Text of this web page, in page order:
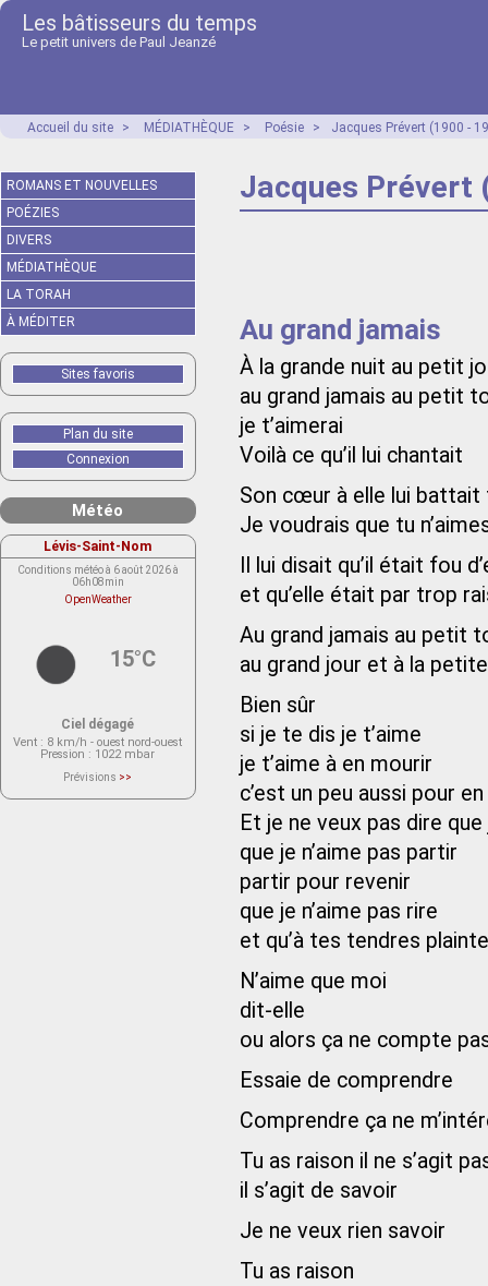
Les bâtisseurs du temps
Le petit univers de Paul Jeanzé
Accueil du site > MÉDIATHÈQUE > Poésie > Jacques Prévert (1900 -
Jacques Prévert
Au grand jamais
À la grande nuit au petit
au grand jamais au petit
je t’aimerai
Voilà ce qu’il lui chantait
Son cœur à elle lui battait
Je voudrais que tu
Il lui disait qu’il était fou
et qu’elle était par trop
Au grand jamais au petit
au grand jour et à la
Bien sûr
si je te dis je t’aime
je t’aime à en mourir
c’est un peu aussi pour
Et je ne veux pas dire que
que je n’aime pas partir
partir pour revenir
que je n’aime pas rire
et qu’à tes tendres
N’aime que moi
dit-elle
ou alors ça ne compte
Essaie de comprendre
Comprendre ça ne
Tu as raison il ne s’agit
il s’agit de savoir
Je ne veux rien savoir
Tu as raison
ROMANS ET NOUVELLES
POÉZIES
DIVERS
MÉDIATHÈQUE
LA TORAH
À MÉDITER
Sites favoris
Plan du site
Connexion
Météo
Lévis-Saint-Nom
Conditions météo à 6 août 2026 à
06h08min
OpenWeather
15°C
Ciel dégagé
Vent : 8 km/h - ouest nord-ouest
Pression : 1022 mbar
Prévisions >>
actuellement aucune prévision